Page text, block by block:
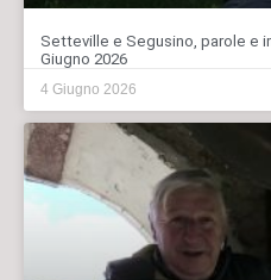
Setteville e Segusino, parole e
Giugno 2026
4 Giugno 2026